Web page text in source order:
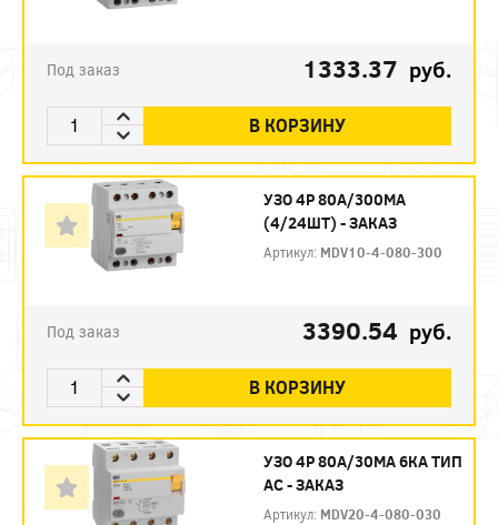
Под заказ 1333.37 руб.
В КОРЗИНУ
УЗО 4P 80А/300МА
(4/24ШТ) - ЗАКАЗ
Артикул: MDV10-4-080-300
Под заказ 3390.54 руб.
В КОРЗИНУ
УЗО 4P 80А/30МА 6КА ТИП
АС - ЗАКАЗ
Артикул: MDV20-4-080-030